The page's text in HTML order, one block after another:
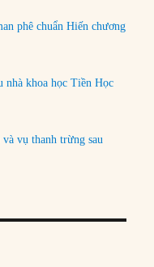
phê chuẩn Hiến chương
nhà khoa học Tiền Học
vụ thanh trừng sau